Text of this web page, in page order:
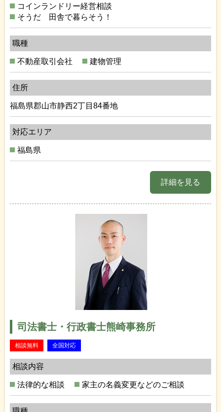
コインランドリー経営相談
そうだ 田舎で暮らそう！
職種
不動産取引会社 建物管理
住所
福島県郡山市静西2丁目84番地
対応エリア
福島県
詳細を見る
司法書士・行政書士熊崎事務所
相談無料 全国対応
相談内容
法律的な相談 家主の名義変更などのご相談